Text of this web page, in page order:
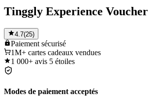
Tinggly Experience Voucher
4.7(25)
Paiement sécurisé
1M+ cartes cadeaux vendues
1 000+ avis 5 étoiles
Modes de paiement acceptés